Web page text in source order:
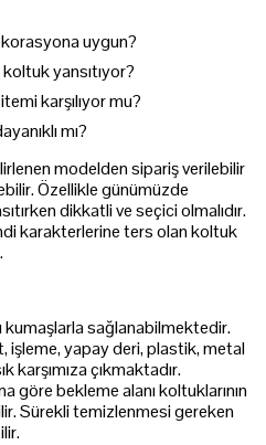
uygun?
yansıtıyor?
karşılıyor mu?
mı?
modelden sipariş verilebilir
Özellikle günümüzde
dikkatli ve seçici olmalıdır.
karakterlerine ters olan koltuk
kumaşlarla sağlanabilmektedir.
işleme, yapay deri, plastik, metal
karşımıza çıkmaktadır.
göre bekleme alanı koltuklarının
Sürekli temizlenmesi gereken